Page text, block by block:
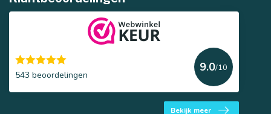
543 beoordelingen
9.0/10
Bekijk meer